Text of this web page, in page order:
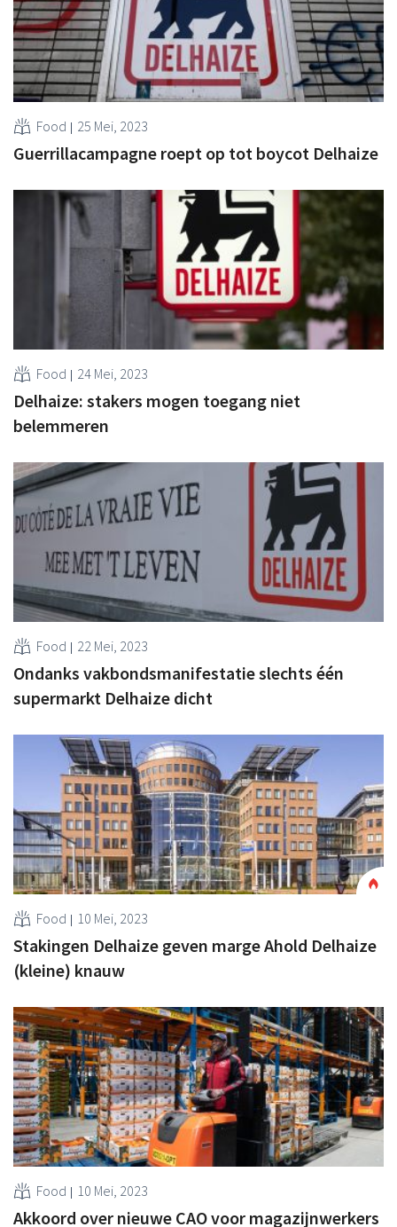
Food 25 Mei, 2023
Guerrillacampagne roept op tot boycot Delhaize
Food 24 Mei, 2023
Delhaize: stakers mogen toegang niet
belemmeren
Food 22 Mei, 2023
Ondanks vakbondsmanifestatie slechts één
supermarkt Delhaize dicht
Food 10 Mei, 2023
Stakingen Delhaize geven marge Ahold Delhaize
(kleine) knauw
Food 10 Mei, 2023
Akkoord over nieuwe CAO voor magazijnwerkers